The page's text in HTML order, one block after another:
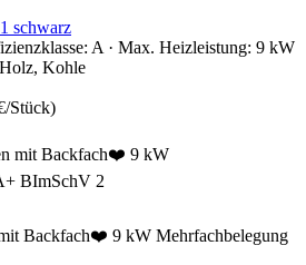
schwarz
A · Max. Heizleistung: 9 kW
Kohle
Stück)
Backfach❤️ 9 kW Mehrfachbelegung